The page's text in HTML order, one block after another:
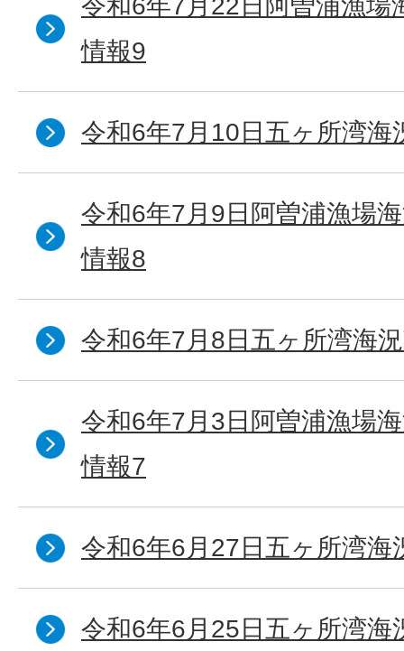
情報9
令和6年7月10日五ヶ所湾海
令和6年7月9日阿曽浦漁場
情報8
令和6年7月8日五ヶ所湾海
令和6年7月3日阿曽浦漁場
情報7
令和6年6月27日五ヶ所湾海
令和6年6月25日五ヶ所湾海